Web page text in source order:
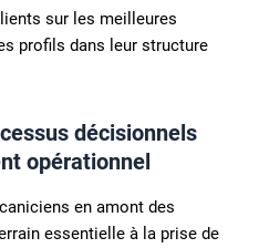
sur les meilleures
profils dans leur structure
décisionnels
opérationnel
en amont des
essentielle à la prise de